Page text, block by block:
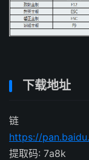
下载地址
https://
提取码: 7a8k